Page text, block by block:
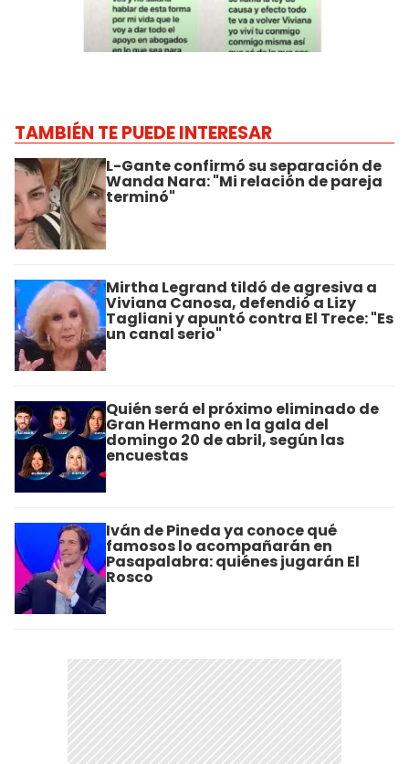
TAMBIÉN TE PUEDE INTERESAR
L-Gante confirmó su separación de
Wanda Nara: "Mi relación de pareja
terminó"
Mirtha Legrand tildó de agresiva a
Viviana Canosa, defendió a Lizy
Tagliani y apuntó contra El Trece: "Es
un canal serio"
Quién será el próximo eliminado de
Gran Hermano en la gala del
domingo 20 de abril, según las
encuestas
Iván de Pineda ya conoce qué
famosos lo acompañarán en
Pasapalabra: quiénes jugarán El
Rosco